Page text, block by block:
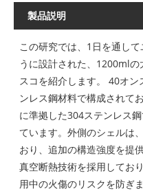
製品説明
この研究では、1日を通し
うに設計された、1200ml
スコを紹介します。 40オ
ンレス鋼材料で構成されて
に準拠した304ステンレス
ています。外側のシェルは
おり、追加の構造強度を提
真空断熱技術を採用してお
用中の火傷のリスクを防ぎ